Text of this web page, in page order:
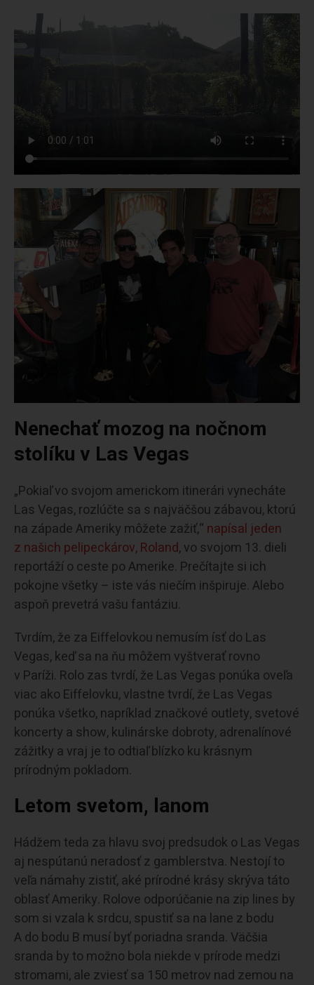
Nenechať mozog na nočnom
stolíku v Las Vegas
„Pokiaľ vo svojom americkom itinerári vynecháte
Las Vegas, rozlúčte sa s najväčšou zábavou, ktorú
na západe Ameriky môžete zažiť,“ napísal jeden
z našich pelipeckárov, Roland, vo svojom 13. dieli
reportáží o ceste po Amerike. Prečítajte si ich
pokojne všetky – iste vás niečím inšpiruje. Alebo
aspoň prevetrá vašu fantáziu.
Tvrdím, že za Eiffelovkou nemusím ísť do Las
Vegas, keď sa na ňu môžem vyštverať rovno
v Paríži. Rolo zas tvrdí, že Las Vegas ponúka oveľa
viac ako Eiffelovku, vlastne tvrdí, že Las Vegas
ponúka všetko, napríklad značkové outlety, svetové
koncerty a show, kulinárske dobroty, adrenalínové
zážitky a vraj je to odtiaľ blízko ku krásnym
prírodným pokladom.
Letom svetom, lanom
Hádžem teda za hlavu svoj predsudok o Las Vegas
aj nespútanú neradosť z gamblerstva. Nestojí to
veľa námahy zistiť, aké prírodné krásy skrýva táto
oblasť Ameriky. Rolove odporúčanie na zip lines by
som si vzala k srdcu, spustiť sa na lane z bodu
A do bodu B musí byť poriadna sranda. Väčšia
sranda by to možno bola niekde v prírode medzi
stromami, ale zviesť sa 150 metrov nad zemou na